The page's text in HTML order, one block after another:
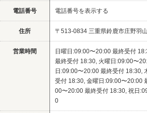
電話番号 電話番号を表示する
住所 〒513-0834 三重県鈴鹿市庄野羽
営業時間
日曜日:09:00〜20:00 最終受付
最終受付 18:30, 火曜日:09:00〜
日:09:00〜20:00 最終受付 18:30,
受付 18:30, 金曜日:09:00〜20:00
00〜20:00 最終受付 18:30, 祝日
0